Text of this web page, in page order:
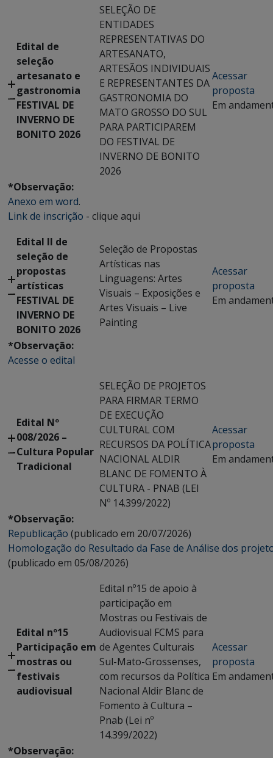
Edital de
seleção
artesanato e
gastronomia
FESTIVAL DE
INVERNO DE
BONITO 2026
SELEÇÃO DE
ENTIDADES
REPRESENTATIVAS DO
ARTESANATO,
ARTESÃOS INDIVIDUAIS
E REPRESENTANTES DA
GASTRONOMIA DO
MATO GROSSO DO SUL
PARA PARTICIPAREM
DO FESTIVAL DE
INVERNO DE BONITO
2026
Acessar
proposta
Em
*Observação:
Anexo em word.
Link de inscrição - clique aqui
Edital II de
seleção de
propostas
artísticas
FESTIVAL DE
INVERNO DE
BONITO 2026
Seleção de Propostas
Artísticas nas
Linguagens: Artes
Visuais – Exposições e
Artes Visuais – Live
Painting
Acessar
proposta
Em
*Observação:
Acesse o edital
Edital Nº
008/2026 –
Cultura Popular
Tradicional
SELEÇÃO DE PROJETOS
PARA FIRMAR TERMO
DE EXECUÇÃO
CULTURAL COM
RECURSOS DA POLÍTICA
NACIONAL ALDIR
BLANC DE FOMENTO À
CULTURA - PNAB (LEI
Nº 14.399/2022)
Acessar
proposta
Em
*Observação:
Republicação (publicado em 20/07/2026)
Homologação do Resultado da Fase de Análise dos
(publicado em 05/08/2026)
Edital nº15
Participação em
mostras ou
festivais
audiovisual
Edital nº15 de apoio à
participação em
Mostras ou Festivais de
Audiovisual FCMS para
de Agentes Culturais
Sul-Mato-Grossenses,
com recursos da Política
Nacional Aldir Blanc de
Fomento à Cultura –
Pnab (Lei nº
14.399/2022)
Acessar
proposta
Em
*Observação: